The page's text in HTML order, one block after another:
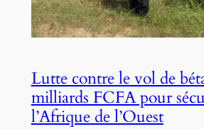
Lutte contre le vol de
milliards FCFA pour
l’Afrique de l’Ouest